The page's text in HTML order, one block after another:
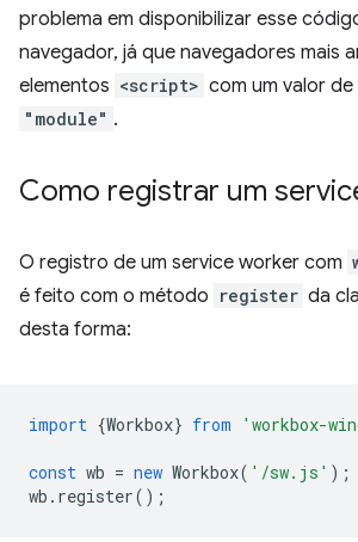
problema em disponibilizar esse
navegador, já que navegadores mais
elementos <script> com um valor
"module" .
Como registrar um
O registro de um service worker com
é feito com o método register da
desta forma:
import {Workbox} from 'workbox-
const wb = new Workbox( '/sw.js' );
wb . register();